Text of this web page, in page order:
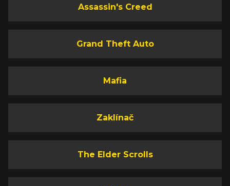
Assassin's Creed
Grand Theft Auto
Mafia
Zaklínač
The Elder Scrolls